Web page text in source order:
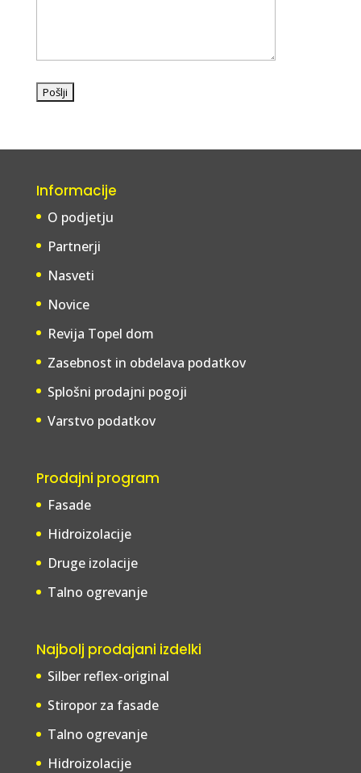
Informacije
O podjetju
Partnerji
Nasveti
Novice
Revija Topel dom
Zasebnost in obdelava podatkov
Splošni prodajni pogoji
Varstvo podatkov
Prodajni program
Fasade
Hidroizolacije
Druge izolacije
Talno ogrevanje
Najbolj prodajani izdelki
Silber reflex-original
Stiropor za fasade
Talno ogrevanje
Hidroizolacije